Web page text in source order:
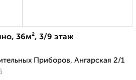
36м², 3/9 этаж
Приборов, Ангарская 2/1